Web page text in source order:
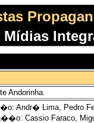
Mídias
Andorinha.
Andr� Lima, Pedro
Cassio Faraco,